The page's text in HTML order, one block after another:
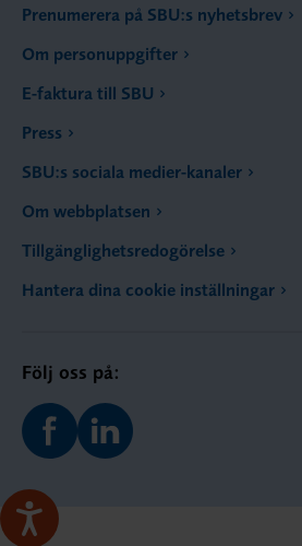
Prenumerera på SBU:s nyhetsbrev
Om personuppgifter
E-faktura till SBU
Press
SBU:s sociala medier-kanaler
Om webbplatsen
Tillgänglighetsredogörelse
Hantera dina cookie inställningar
Följ oss på: